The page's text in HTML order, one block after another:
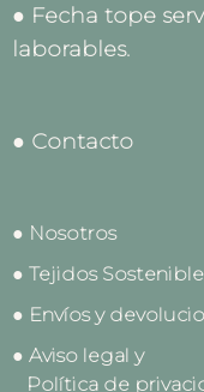
● Fecha tope
laborables.
● Contacto
● Nosotros
● Tejidos
● Envíos y
● Aviso legal y
Política de